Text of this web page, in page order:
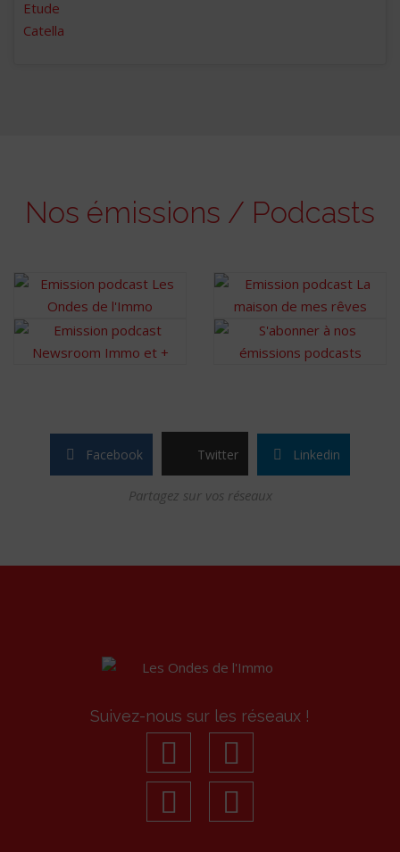
Nos émissions / Podcasts
Facebook Twitter Linkedin
Partagez sur vos réseaux
Suivez-nous sur les réseaux !
facebook
linkedin